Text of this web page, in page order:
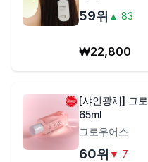
59위 ▲ 83
₩22,800
[샤인광채] 그
65ml
그로우어스
60위 ▼ 7